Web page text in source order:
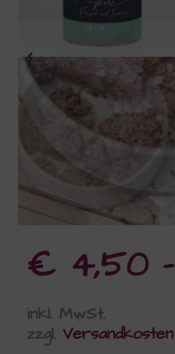
€ 4,50–
inkl. MwSt.
zzgl. Versandkosten